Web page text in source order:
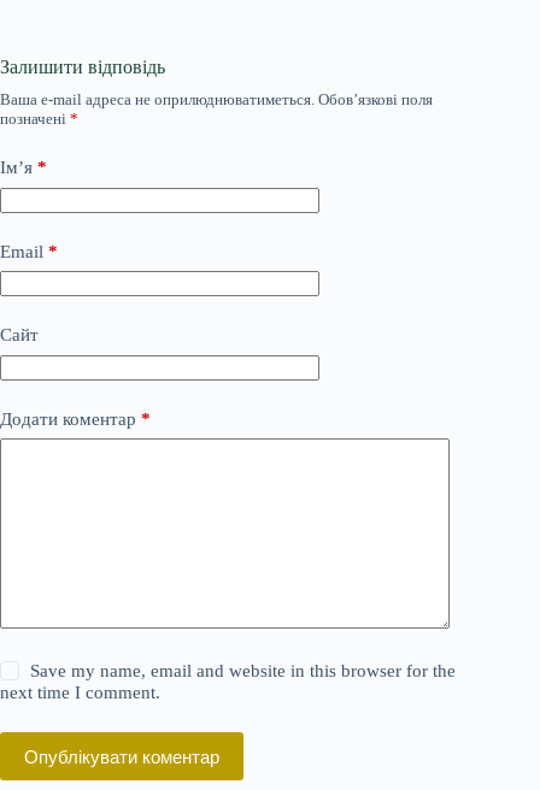
Залишити відповідь
Ваша e-mail адреса не оприлюднюватиметься. Обов’язкові поля
позначені *
Ім’я *
Email *
Сайт
Додати коментар *
Save my name, email and website in this browser for the
next time I comment.
Опублікувати коментар